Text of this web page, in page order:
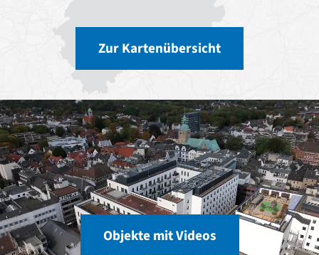
Freunde & Förderer
Kontakt
Suchbegriff eingeben
Zur Kartenübersicht
Objekte mit Videos